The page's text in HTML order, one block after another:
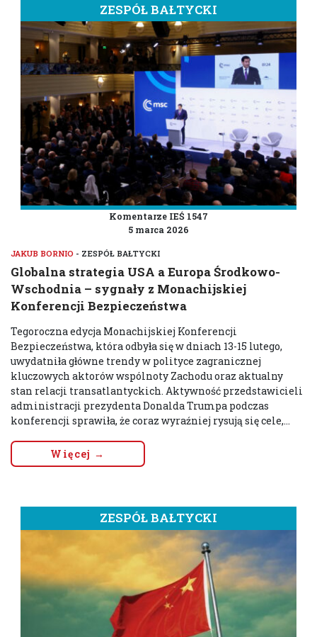
ZESPÓŁ BAŁTYCKI
Komentarze IEŚ 1547
5 marca 2026
JAKUB BORNIO - ZESPÓŁ BAŁTYCKI
Globalna strategia USA a Europa Środkowo-
Wschodnia – sygnały z Monachijskiej
Konferencji Bezpieczeństwa
Tegoroczna edycja Monachijskiej Konferencji
Bezpieczeństwa, która odbyła się w dniach 13-15 lutego,
uwydatniła główne trendy w polityce zagranicznej
kluczowych aktorów wspólnoty Zachodu oraz aktualny
stan relacji transatlantyckich. Aktywność przedstawicieli
administracji prezydenta Donalda Trumpa podczas
konferencji sprawiła, że coraz wyraźniej rysują się cele,...
Więcej →
ZESPÓŁ BAŁTYCKI